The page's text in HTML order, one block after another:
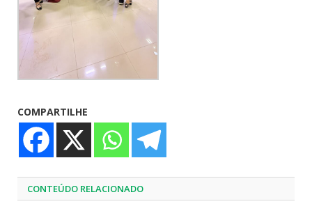
COMPARTILHE
CONTEÚDO RELACIONADO